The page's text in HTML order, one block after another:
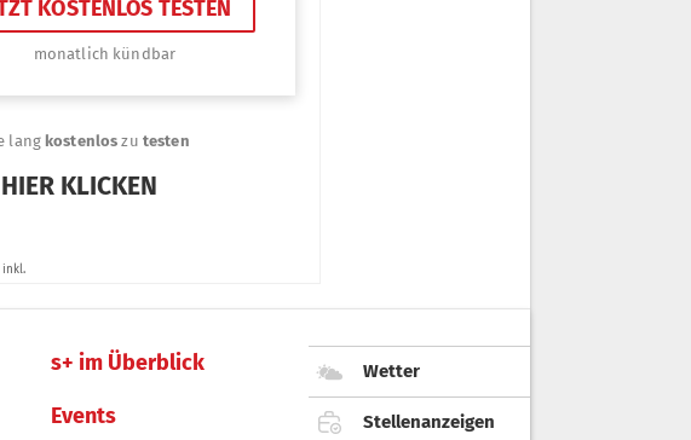
s+ im Überblick
Events
Wetter
Stellenanzeigen